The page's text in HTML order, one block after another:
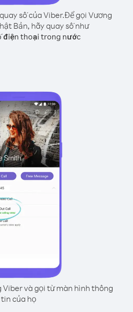
số của Viber.Để gọi Vương
Bản, hãy quay số như
điện thoại trong nước
Viber và gọi từ màn hình thông
tin của họ